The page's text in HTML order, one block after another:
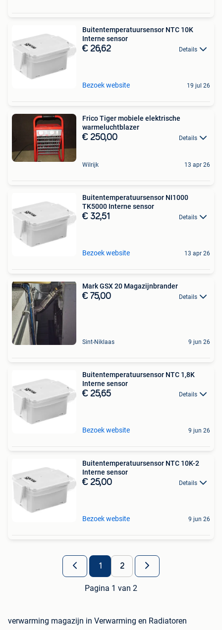
Buitentemperatuursensor NTC 10K
Interne sensor
€ 26,62 Details
Bezoek website 19 jul 26
Frico Tiger mobiele elektrische
warmeluchtblazer
€ 250,00 Details
Wilrijk 13 apr 26
Buitentemperatuursensor NI1000
TK5000 Interne sensor
€ 32,51 Details
Bezoek website 13 apr 26
Mark GSX 20 Magazijnbrander
€ 75,00 Details
Sint-Niklaas 9 jun 26
Buitentemperatuursensor NTC 1,8K
Interne sensor
€ 25,65 Details
Bezoek website 9 jun 26
Buitentemperatuursensor NTC 10K-2
Interne sensor
€ 25,00 Details
Bezoek website 9 jun 26
1 2
Pagina 1 van 2
verwarming magazijn in Verwarming en Radiatoren